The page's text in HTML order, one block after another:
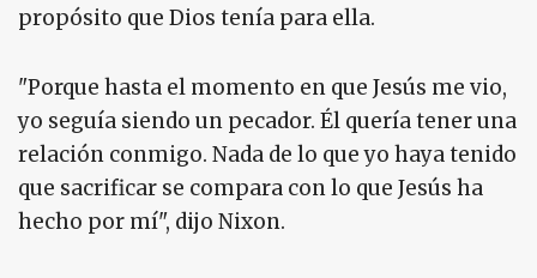
propósito que Dios tenía para ella.
"Porque hasta el momento en que Jesús me vio,
yo seguía siendo un pecador. Él quería tener una
relación conmigo. Nada de lo que yo haya tenido
que sacrificar se compara con lo que Jesús ha
hecho por mí", dijo Nixon.